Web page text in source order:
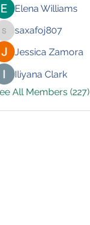
Elena Williams
saxafoj807
saxafoj807
Jessica Zamora
Iliyana Clark
All Members (227)